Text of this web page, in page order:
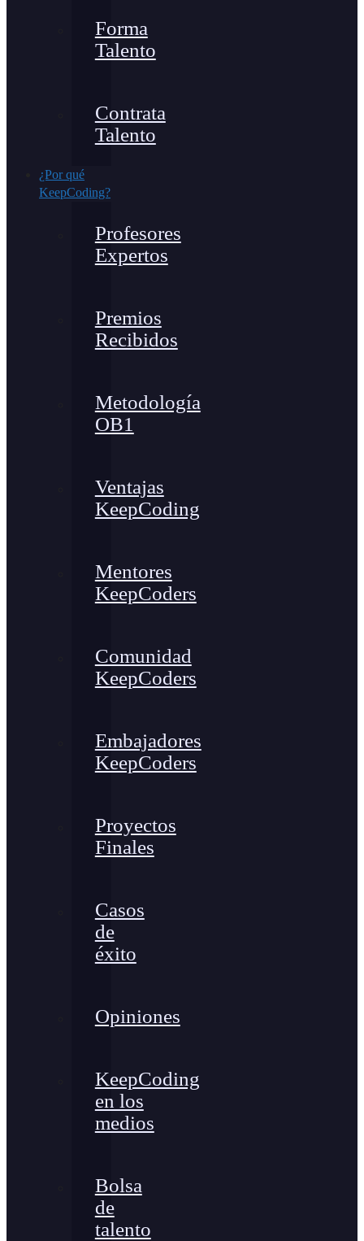
Forma
Talento
Contrata
Talento
¿Por qué
KeepCoding?
Profesores
Expertos
Premios
Recibidos
Metodología
OB1
Ventajas
KeepCoding
Mentores
KeepCoders
Comunidad
KeepCoders
Embajadores
KeepCoders
Proyectos
Finales
Casos
de
éxito
Opiniones
KeepCoding
en los
medios
Bolsa
de
talento